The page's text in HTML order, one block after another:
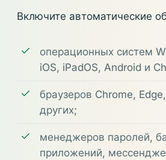
Включите автоматические
операционных систем
iOS, iPadOS, Android и
браузеров Chrome,
других;
менеджеров паролей,
приложений,